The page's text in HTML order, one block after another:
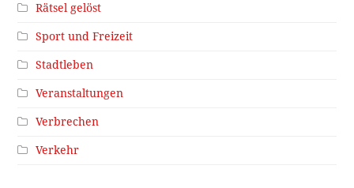
Rätsel gelöst
Sport und Freizeit
Stadtleben
Veranstaltungen
Verbrechen
Verkehr